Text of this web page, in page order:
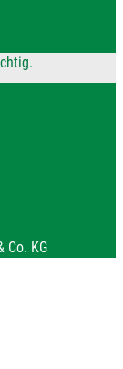
Co. KG